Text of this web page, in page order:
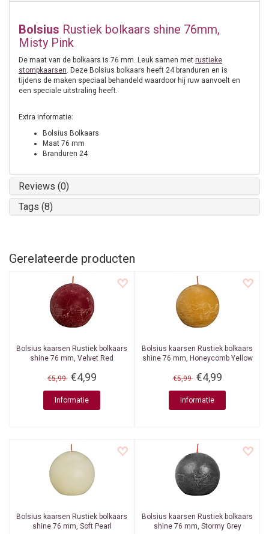
Bolsius Rustiek bolkaars shine 76mm,
Misty Pink
De maat van de bolkaars is 76 mm. Leuk samen met rustieke
stompkaarsen. Deze Bolsius bolkaars heeft 24 branduren en is
tijdens de maken speciaal behandeld waardoor hij ruw aanvoelt en
een speciale uitstraling heeft.
Extra informatie:
Bolsius Bolkaars
Maat 76 mm
Branduren 24
Reviews (0)
Tags (8)
Gerelateerde producten
Bolsius kaarsen Rustiek bolkaars
shine 76 mm, Velvet Red
€5,99 €4,99
Informatie
Bolsius kaarsen Rustiek bolkaars
shine 76 mm, Honeycomb Yellow
€5,99 €4,99
Informatie
Bolsius kaarsen Rustiek bolkaars
shine 76 mm, Soft Pearl
Bolsius kaarsen Rustiek bolkaars
shine 76 mm, Stormy Grey